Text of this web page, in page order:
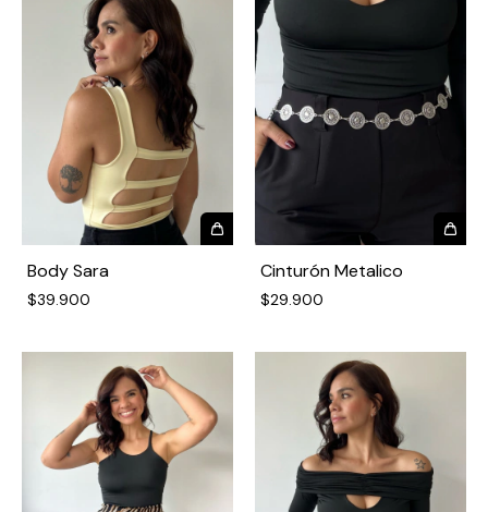
Body Sara
$39.900
Cinturón Metalico
$29.900